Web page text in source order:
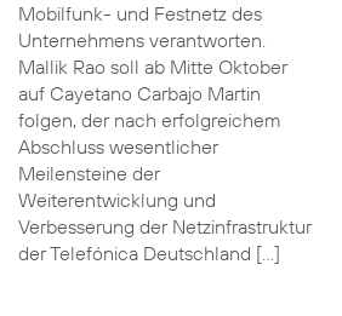
Mobilfunk- und Festnetz des
Unternehmens verantworten.
Mallik Rao soll ab Mitte Oktober
auf Cayetano Carbajo Martin
folgen, der nach erfolgreichem
Abschluss wesentlicher
Meilensteine der
Weiterentwicklung und
Verbesserung der Netzinfrastruktur
der Telefónica Deutschland […]